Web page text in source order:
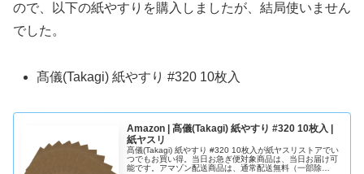
ので、以下の紙やすりを購入しましたが、結局使いません
でした。
髙儀(Takagi) 紙やすり #320 10枚入
Amazon | 髙儀(Takagi) 紙やすり #320 10枚入 |
紙ヤスリ
髙儀(Takagi) 紙やすり #320 10枚入が紙ヤスリストアでい
つでもお買い得。当日お急ぎ便対象商品は、当日お届け可
能です。アマゾン配送商品は、通常配送無料（一部除